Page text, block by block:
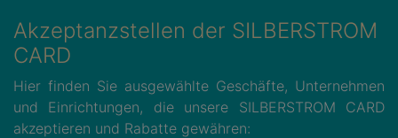
Akzeptanzstellen der SILBERSTROM
CARD
Hier finden Sie ausgewählte Geschäfte, Unternehmen
und Einrichtungen, die unsere SILBERSTROM CARD
akzeptieren und Rabatte gewähren: